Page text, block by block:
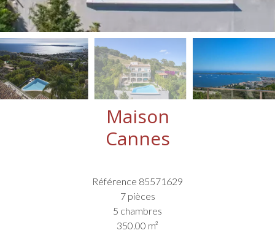
Maison
Cannes
Référence 85571629
7 pièces
5 chambres
350.00 m²